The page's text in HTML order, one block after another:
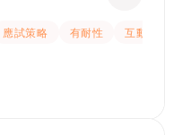
應試策略 有耐性
互動教學